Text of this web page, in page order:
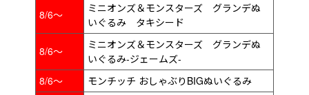
8/6～
ミニオンズ＆モンスターズ グランデぬ
いぐるみ タキシード
8/6～
ミニオンズ＆モンスターズ グランデぬ
いぐるみ‐ジェームズ‐
8/6～
モンチッチ おしゃぶりBIGぬいぐるみ